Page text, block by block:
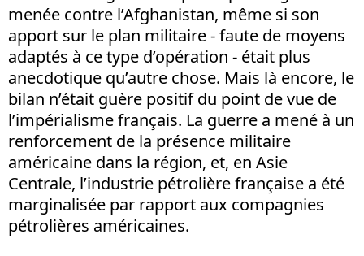
menée contre l’Afghanistan, même si son
apport sur le plan militaire - faute de moyens
adaptés à ce type d’opération - était plus
anecdotique qu’autre chose. Mais là encore, le
bilan n’était guère positif du point de vue de
l’impérialisme français. La guerre a mené à un
renforcement de la présence militaire
américaine dans la région, et, en Asie
Centrale, l’industrie pétrolière française a été
marginalisée par rapport aux compagnies
pétrolières américaines.